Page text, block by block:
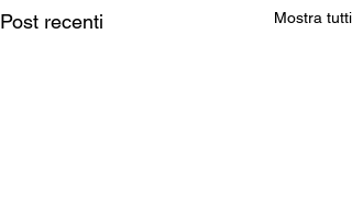
Post recenti Mostra tutti